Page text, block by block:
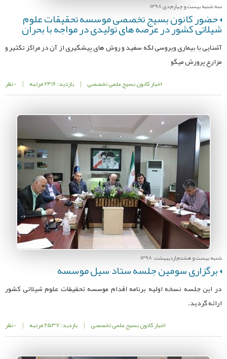
سه شنبه بیست و چهارم دی 1398
حضور کانون بسیج تخصصی موسسه تحقیقات علوم
شیلاتی کشور در عرصه های تولیدی در مواجه با بحران
آشنایی با بیماری ویروسی لکه سفید و روش های پیشگیری از آن در مراکز تکثیر و
مزارع پرورش میگو
اخبار کانون بسیج علمی تخصصی | بازدید: 2416 مرتبه | 0 نظر
شنبه بیست و هشتم اردیبهشت 1398
برگزاری سومین جلسه ستاد سیل موسسه
در این جلسه نسخه اولیه برنامه اقدام موسسه تحقیقات علوم شیلاتی کشور
ارائه گردید.
اخبار کانون بسیج علمی تخصصی | بازدید: 2537 مرتبه | 0 نظر